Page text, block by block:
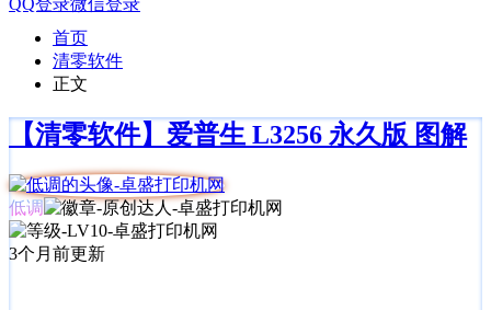
首页
清零软件
正文
【清零软件】爱普生 L3256 永久版 图解
低调
3个月前更新